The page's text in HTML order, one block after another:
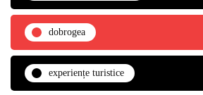
dobrogea
experiențe turistice